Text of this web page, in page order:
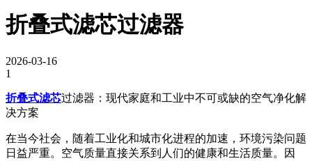
折叠式滤芯过滤器
2026-03-16
1
折叠式滤芯过滤器：现代家庭和工业中不可或缺的空气净化解
决方案
在当今社会，随着工业化和城市化进程的加速，环境污染问题
日益严重。空气质量直接关系到人们的健康和生活质量。因